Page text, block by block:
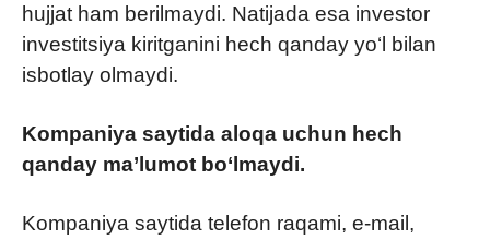
hujjat ham berilmaydi. Natijada esa investor
investitsiya kiritganini hech qanday yo‘l bilan
isbotlay olmaydi.
Kompaniya saytida aloqa uchun hech
qanday ma’lumot bo‘lmaydi.
Kompaniya saytida telefon raqami, e-mail,